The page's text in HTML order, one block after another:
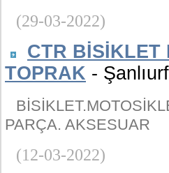
(29-03-2022)
CTR BİSİKLET
TOPRAK -
PARÇA. AKSESUAR
(12-03-2022)